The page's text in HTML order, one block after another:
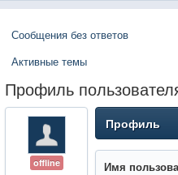
Вход
Расширенный поиск
Сообщения без ответов
Активные темы
Профиль
offline
Профиль
Имя